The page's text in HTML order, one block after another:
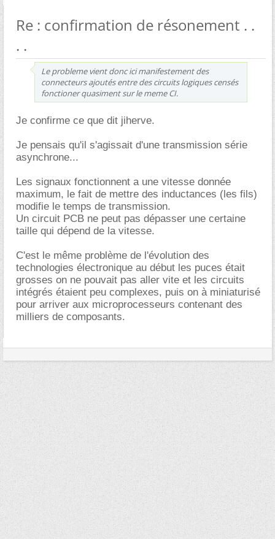
Re : confirmation de résonement . .
. .
Le probleme vient donc ici manifestement des
connecteurs ajoutés entre des circuits logiques censés
fonctioner quasiment sur le meme CI.
Je confirme ce que dit jiherve.
Je pensais qu'il s'agissait d'une transmission série
asynchrone...
Les signaux fonctionnent a une vitesse donnée
maximum, le fait de mettre des inductances (les fils)
modifie le temps de transmission.
Un circuit PCB ne peut pas dépasser une certaine
taille qui dépend de la vitesse.
C'est le même problème de l'évolution des
technologies électronique au début les puces était
grosses on ne pouvait pas aller vite et les circuits
intégrés étaient peu complexes, puis on à miniaturisé
pour arriver aux microprocesseurs contenant des
milliers de composants.